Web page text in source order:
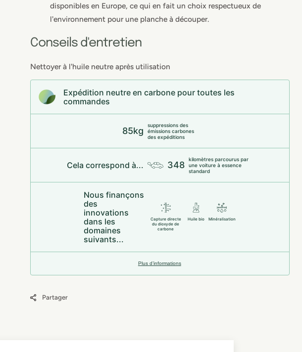
disponibles en Europe, ce qui en fait un choix respectueux de
l'environnement pour une planche à découper.
Conseils d'entretien
Nettoyer à l'huile neutre après utilisation
Expédition neutre en carbone pour toutes les
commandes
85kg
suppressions des
émissions carbones
des expéditions
Cela correspond à... 348
kilomètres parcourus par
une voiture à essence
standard
Nous finançons
des
innovations
dans les
domaines
suivants...
Capture directe
du dioxyde de
carbone
Huile bio Minéralisation
Plus d’informations
Partager